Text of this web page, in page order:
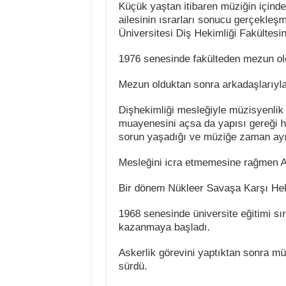
Küçük yaştan itibaren müziğin
ailesinin ısrarları sonucu
Üniversitesi Diş Hekimliği
1976 senesinde fakülteden mezun
Mezun olduktan sonra
Dişhekimliği mesleğiyle
muayenesini açsa da yapısı gereği
sorun yaşadığı ve müziğe zaman
Mesleğini icra etmemesine rağmen
Bir dönem Nükleer Savaşa Karşı
1968 senesinde üniversite eğitimi
kazanmaya başladı.
Askerlik görevini yaptıktan sonra
sürdü.